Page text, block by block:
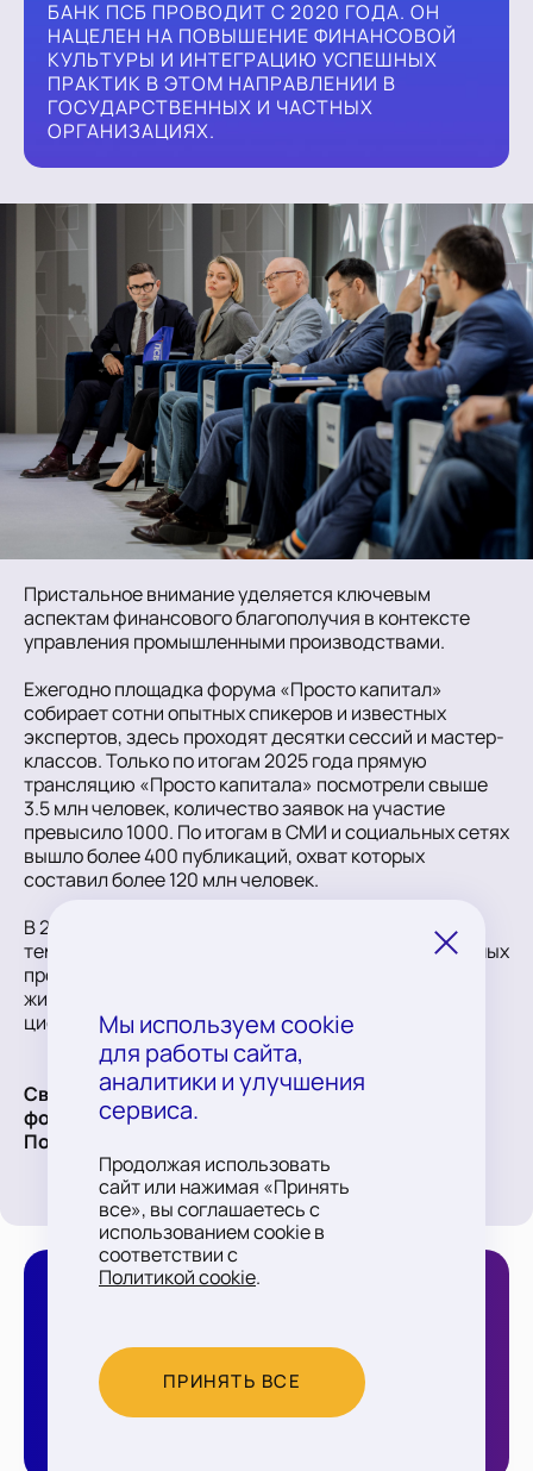
БАНК ПСБ ПРОВОДИТ С 2020 ГОДА. ОН
НАЦЕЛЕН НА ПОВЫШЕНИЕ ФИНАНСОВОЙ
КУЛЬТУРЫ И ИНТЕГРАЦИЮ УСПЕШНЫХ
ПРАКТИК В ЭТОМ НАПРАВЛЕНИИ В
ГОСУДАРСТВЕННЫХ И ЧАСТНЫХ
ОРГАНИЗАЦИЯХ.
Пристальное внимание уделяется ключевым
аспектам финансового благополучия в контексте
управления промышленными производствами.
Ежегодно площадка форума «Просто капитал»
собирает сотни опытных спикеров и известных
экспертов, здесь проходят десятки сессий и мастер-
классов. Только по итогам 2025 года прямую
трансляцию «Просто капитала» посмотрели свыше
3.5 млн человек, количество заявок на участие
превысило 1000. По итогам в СМИ и социальных сетях
вышло более 400 публикаций, охват которых
составил более 120 млн человек.ㅤ
В 2026 году в деловую программу форума войдут
темы поддержки высокотехнологичных региональных
производств, развития социально-экономической
жизни регионов, международного сотрудничества,
цифровизации и поиска инвестиционного баланса.
Связаться с организационным комитетом
форума:
Почта:
Мы используем cookie
для работы сайта,
аналитики и улучшения
сервиса.
Продолжая использовать
сайт или нажимая «Принять
все», вы соглашаетесь с
использованием cookie в
соответствии с
Политикой cookie.
ПРИНЯТЬ ВСЕ